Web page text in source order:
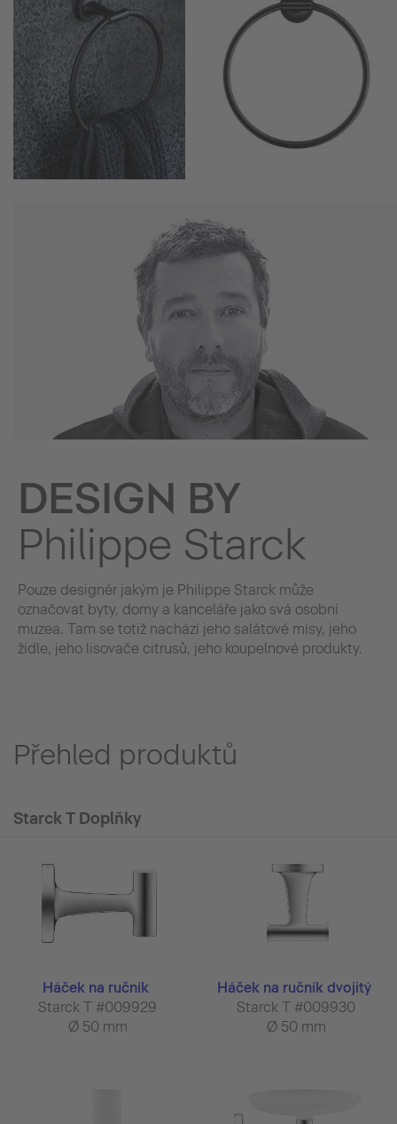
DESIGN BY
Philippe Starck
Pouze designér jakým je Philippe Starck může
označovat byty, domy a kanceláře jako svá osobní
muzea. Tam se totiž nachází jeho salátové mísy, jeho
židle, jeho lisovače citrusů, jeho koupelnové produkty.
Přehled produktů
Starck T Doplňky
Háček na ručník
Starck T #009929
Ø 50 mm
Háček na ručník dvojitý
Starck T #009930
Ø 50 mm